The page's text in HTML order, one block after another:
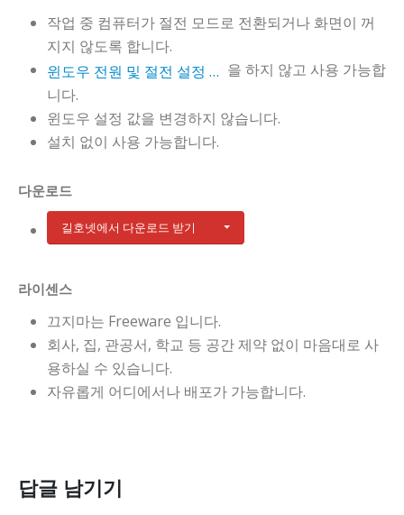
작업 중 컴퓨터가 절전 모드로 전환되거나 화면이 꺼
지지 않도록 합니다.
윈도우 전원 및 절전 설정 조정 을 하지 않고 사용 가능합
니다.
윈도우 설정 값을 변경하지 않습니다.
설치 없이 사용 가능합니다.
다운로드
길호넷에서 다운로드 받기
라이센스
끄지마는 Freeware 입니다.
회사, 집, 관공서, 학교 등 공간 제약 없이 마음대로 사
용하실 수 있습니다.
자유롭게 어디에서나 배포가 가능합니다.
답글 남기기